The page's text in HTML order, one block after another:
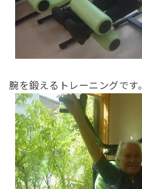
腕を鍛えるトレーニングです。